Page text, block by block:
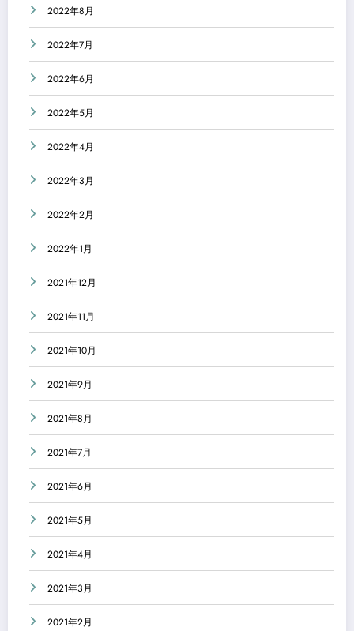
2022年8月
2022年7月
2022年6月
2022年5月
2022年4月
2022年3月
2022年2月
2022年1月
2021年12月
2021年11月
2021年10月
2021年9月
2021年8月
2021年7月
2021年6月
2021年5月
2021年4月
2021年3月
2021年2月